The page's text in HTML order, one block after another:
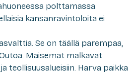
polttamassa
kansanravintoloita ei
Se on täällä parempaa,
Maisemat malkavat
teollisuusalueisiin. Harva paikka